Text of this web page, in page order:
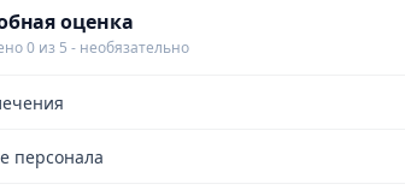
оценка
0 из 5 - необязательно
персонала